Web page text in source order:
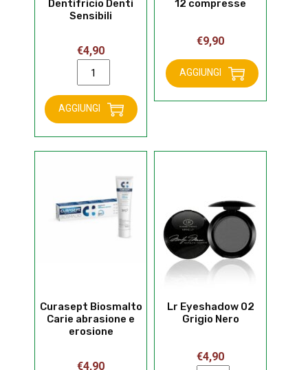
Dentifricio Denti
Sensibili
€4,90
Curasept
Dentifricio
Denti
Sensibili
AGGIUNGI
12 compresse
€9,90
Moment
Act
AGGIUNGI
Curasept Biosmalto
Carie abrasione e
erosione
€4,90
Lr Eyeshadow 02
Grigio Nero
€4,90